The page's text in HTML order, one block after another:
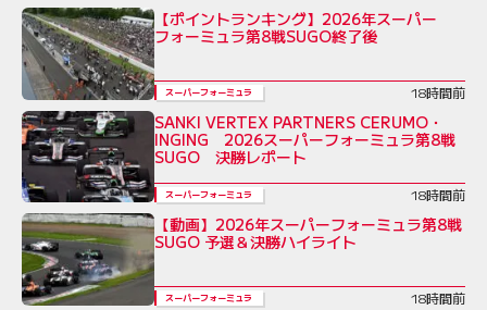
【ポイントランキング】2026年スーパー
フォーミュラ第8戦SUGO終了後
スーパーフォーミュラ 18時間前
SANKI VERTEX PARTNERS CERUMO・
INGING 2026スーパーフォーミュラ第8戦
SUGO 決勝レポート
スーパーフォーミュラ 18時間前
【動画】2026年スーパーフォーミュラ第8戦
SUGO 予選＆決勝ハイライト
スーパーフォーミュラ 18時間前